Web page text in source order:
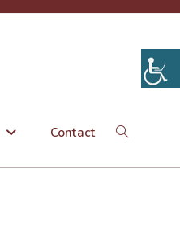
Contact Toggle